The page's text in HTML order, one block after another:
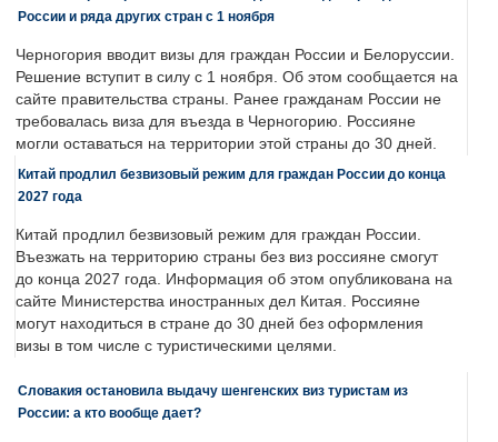
России и ряда других стран с 1 ноября
Черногория вводит визы для граждан России и Белоруссии.
Решение вступит в силу с 1 ноября. Об этом сообщается на
сайте правительства страны. Ранее гражданам России не
требовалась виза для въезда в Черногорию. Россияне
могли оставаться на территории этой страны до 30 дней.
Китай продлил безвизовый режим для граждан России до конца
2027 года
Китай продлил безвизовый режим для граждан России.
Въезжать на территорию страны без виз россияне смогут
до конца 2027 года. Информация об этом опубликована на
сайте Министерства иностранных дел Китая. Россияне
могут находиться в стране до 30 дней без оформления
визы в том числе с туристическими целями.
Словакия остановила выдачу шенгенских виз туристам из
России: а кто вообще дает?